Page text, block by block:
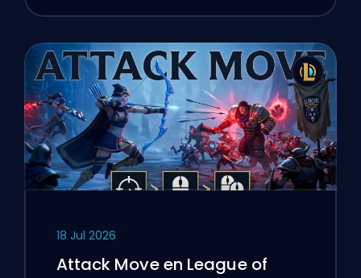
18 Jul 2026
Attack Move en League of